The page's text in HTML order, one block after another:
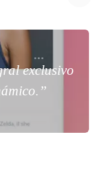
exclusivo